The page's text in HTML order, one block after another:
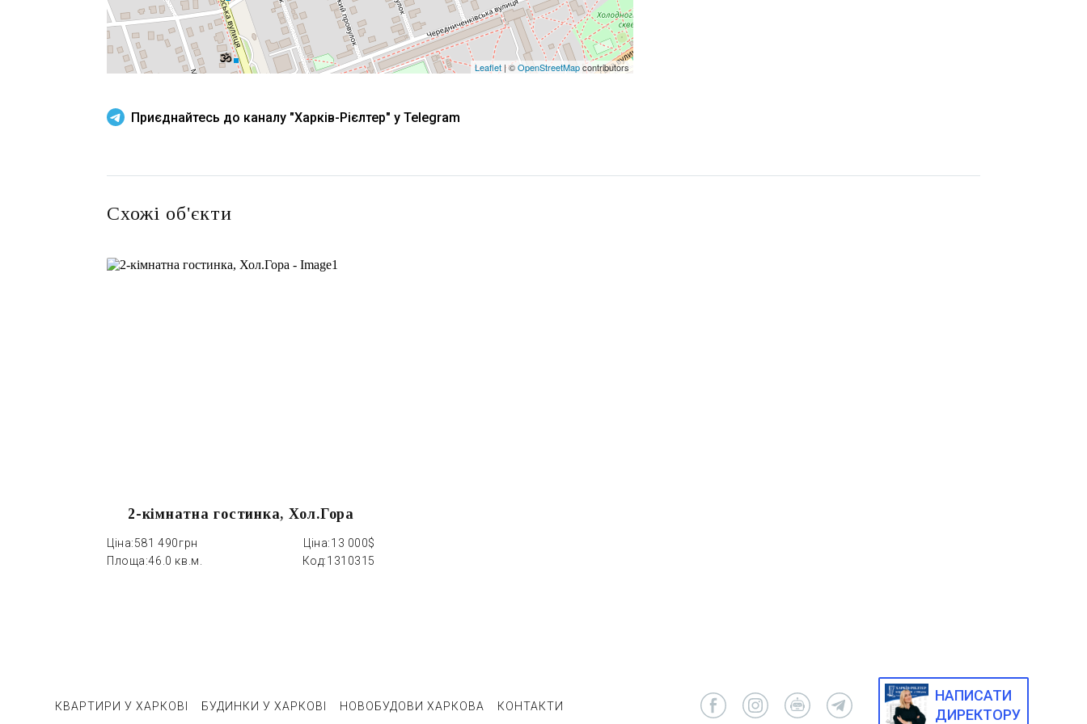
Leaflet| ©OpenStreetMapcontributors
Приєднайтесь до каналу "Харків-Рієлтер" у Telegram
Схожі об'єкти
2-кімнатна гостинка, Хол.Гора
Ціна:581 490грн Ціна:13 000$
Площа:46.0 кв.м. Код:1310315
КВАРТИРИ У ХАРКОВІ БУДИНКИ У ХАРКОВІ НОВОБУДОВИ ХАРКОВА КОНТАКТИ
НАПИСАТИ
ДИРЕКТОРУ